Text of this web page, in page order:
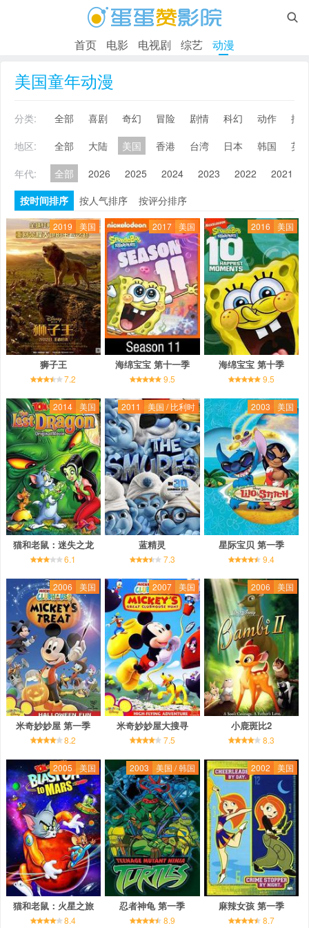

首页 电影 电视剧 综艺 动漫
美国童年动漫
分类: 全部 喜剧 奇幻 冒险 剧情 科幻 动作
搞
地区:
全部 大陆 美国 香港 台湾 日本 韩国
英
年代:
全部 2026 2025 2024 2023 2022 2021
按时间排序
按人气排序 按评分排序
2019 美国
狮子王
7.2
2017 美国
海绵宝宝 第十一季
9.5
2016 美国
海绵宝宝 第十季
9.5
2014 美国
猫和老鼠：迷失之龙
6.1
2011 美国 / 比利时
蓝精灵
7.3
2003 美国
星际宝贝 第一季
9.4
2006 美国
米奇妙妙屋 第一季
8.2
2007 美国
米奇妙妙屋大搜寻
7.5
2006 美国
小鹿斑比2
8.3
2005 美国
猫和老鼠：火星之旅
8.4
2003 美国 / 韩国
忍者神龟 第一季
8.9
2002 美国
麻辣女孩 第一季
8.7